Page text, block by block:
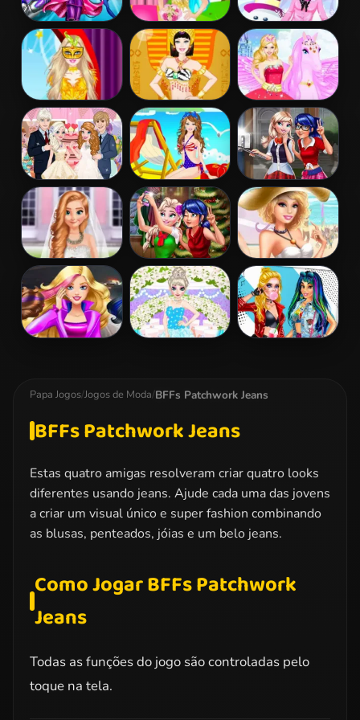
Barbara Spy
Squad Dress up
Barbie Bride
Dress Up
Barbie Winter
Dress Up
Barbie
Masquerade
Dress Up
Barbie
Egyptian
Princess Dress
Up
Barbie And The
Pegasus
Elsa And Anna
Wedding Party
Barbie Colorful
Swimsuits
Dress Up
Ladybug Elsa
College Fashion
Frozen And
Ariel Wedding
Ladybug And
Elsa Xmas
Selfie
Barbies Sexy
Bikini Beach
Papa Jogos/Jogos de Moda/BFFs Patchwork Jeans
BFFs Patchwork Jeans
Estas quatro amigas resolveram criar quatro looks
diferentes usando jeans. Ajude cada uma das jovens
a criar um visual único e super fashion combinando
as blusas, penteados, jóias e um belo jeans.
Como Jogar BFFs Patchwork
Jeans
Todas as funções do jogo são controladas pelo
toque na tela.